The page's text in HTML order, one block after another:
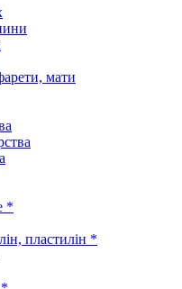
мати
*
пластилін *